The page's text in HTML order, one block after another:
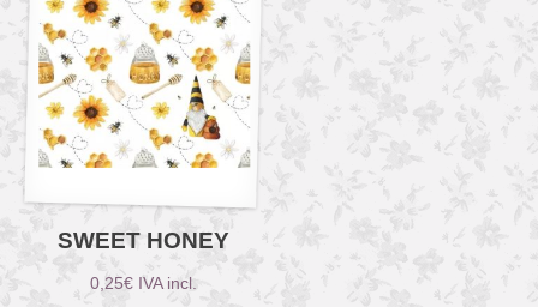
SWEET HONEY
0,25€ IVA incl.